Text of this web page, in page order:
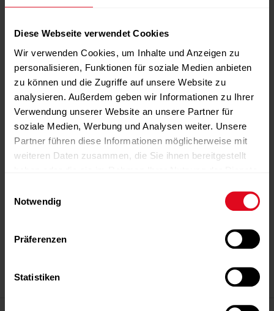
Diese Webseite verwendet Cookies
Wir verwenden Cookies, um Inhalte und Anzeigen zu
personalisieren, Funktionen für soziale Medien anbieten
zu können und die Zugriffe auf unsere Website zu
analysieren. Außerdem geben wir Informationen zu Ihrer
Verwendung unserer Website an unsere Partner für
soziale Medien, Werbung und Analysen weiter. Unsere
Partner führen diese Informationen möglicherweise mit
weiteren Daten zusammen, die Sie ihnen bereitgestellt
Notwendig
Präferenzen
Statistiken
-Anzeige-